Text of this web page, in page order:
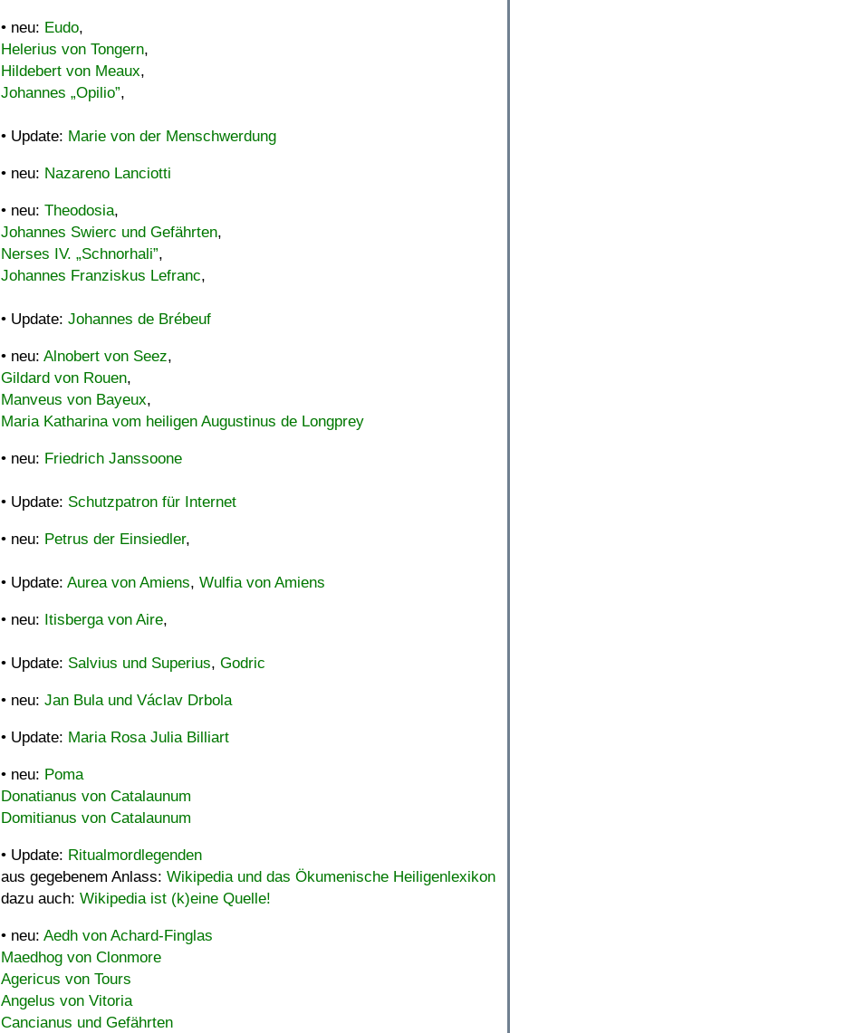
• neu: Eudo,
Helerius von Tongern,
Hildebert von Meaux,
Johannes „Opilio”,
• Update: Marie von der Menschwerdung
• neu: Nazareno Lanciotti
• neu: Theodosia,
Johannes Swierc und Gefährten,
Nerses IV. „Schnorhali”,
Johannes Franziskus Lefranc,
• Update: Johannes de Brébeuf
• neu: Alnobert von Seez,
Gildard von Rouen,
Manveus von Bayeux,
Maria Katharina vom heiligen Augustinus de Longprey
• neu: Friedrich Janssoone
• Update: Schutzpatron für Internet
• neu: Petrus der Einsiedler,
• Update: Aurea von Amiens, Wulfia von Amiens
• neu: Itisberga von Aire,
• Update: Salvius und Superius, Godric
• neu: Jan Bula und Václav Drbola
• Update: Maria Rosa Julia Billiart
• neu: Poma
Donatianus von Catalaunum
Domitianus von Catalaunum
• Update: Ritualmordlegenden
aus gegebenem Anlass: Wikipedia und das Ökumenische Heiligenlexikon
dazu auch: Wikipedia ist (k)eine Quelle!
• neu: Aedh von Achard-Finglas
Maedhog von Clonmore
Agericus von Tours
Angelus von Vitoria
Cancianus und Gefährten